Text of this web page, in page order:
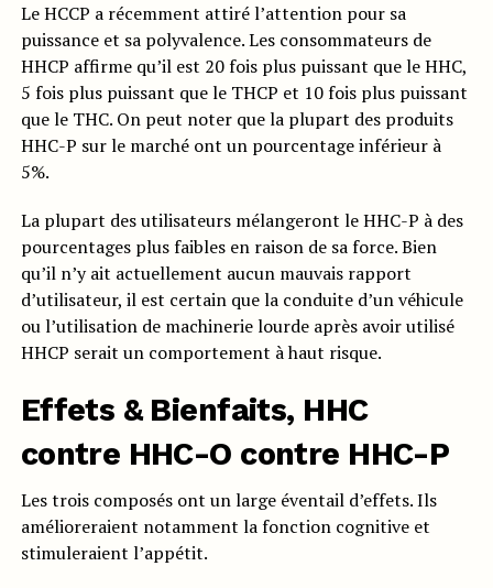
Le HCCP a récemment attiré l’attention pour sa
puissance et sa polyvalence. Les consommateurs de
HHCP affirme qu’il est 20 fois plus puissant que le HHC,
5 fois plus puissant que le THCP et 10 fois plus puissant
que le THC. On peut noter que la plupart des produits
HHC-P sur le marché ont un pourcentage inférieur à
5%.
La plupart des utilisateurs mélangeront le HHC-P à des
pourcentages plus faibles en raison de sa force. Bien
qu’il n’y ait actuellement aucun mauvais rapport
d’utilisateur, il est certain que la conduite d’un véhicule
ou l’utilisation de machinerie lourde après avoir utilisé
HHCP serait un comportement à haut risque.
Effets & Bienfaits, HHC
contre HHC-O contre HHC-P
Les trois composés ont un large éventail d’effets. Ils
amélioreraient notamment la fonction cognitive et
stimuleraient l’appétit.